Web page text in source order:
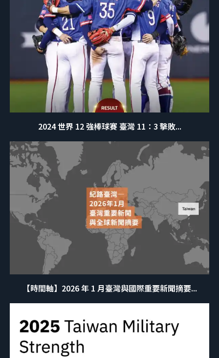
2024 世界 12 強棒球賽 臺灣 11：3 擊敗...
【時間軸】2026 年 1 月臺灣與國際重要新聞摘要...